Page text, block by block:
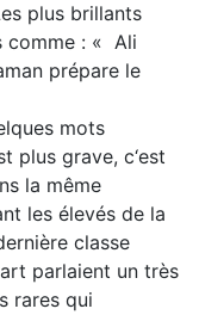
plus brillants
comme : « Ali
prépare le
mots
plus grave, c‘est
la même
les élevés de la
classe
parlaient un très
rares qui